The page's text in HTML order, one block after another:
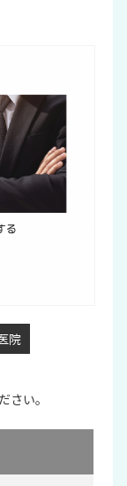
院
さい。